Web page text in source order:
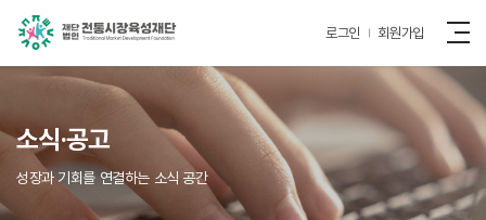
로그인 회원가입
소식·공고
성장과 기회를 연결하는 소식 공간